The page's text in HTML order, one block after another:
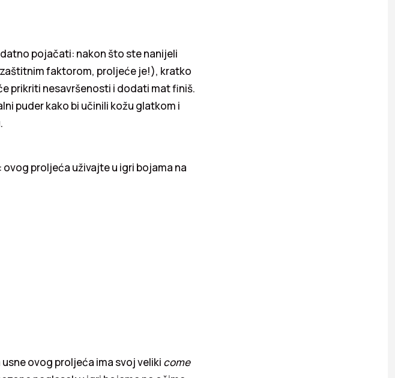
pojačati: nakon što ste nanijeli
faktorom, proljeće je!), kratko
prikriti nesavršenosti i dodati mat finiš.
puder kako bi učinili kožu glatkom i
proljeća uživajte u igri bojama na
ovog proljeća ima svoj veliki come